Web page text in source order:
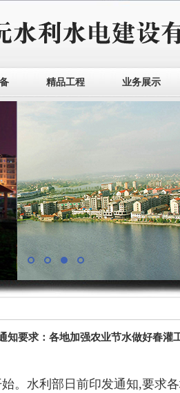
精品工程 业务展示
知要求：各地加强农业节水做好春灌
。水利部日前印发通知,要求